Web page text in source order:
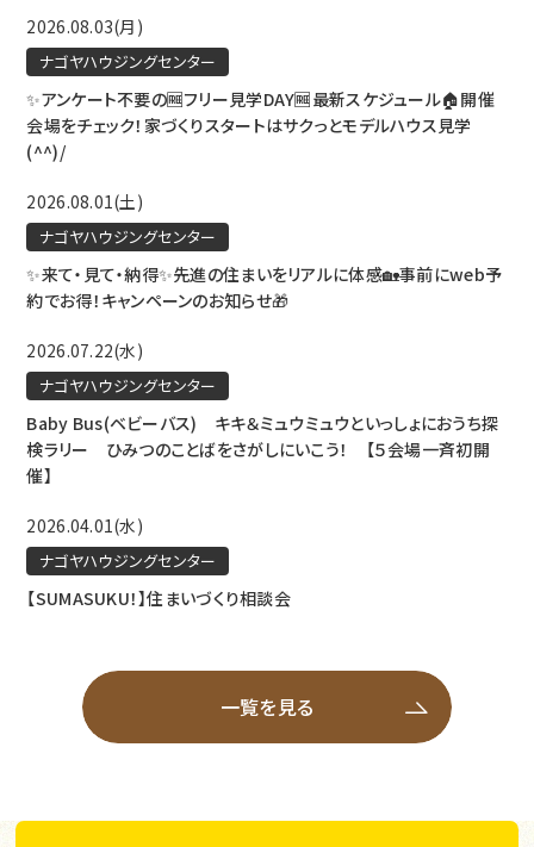
2026.08.03(月)
ナゴヤハウジングセンター
✨アンケート不要の🆓フリー見学DAY🆓最新スケジュール🏠開催
会場をチェック！家づくりスタートはサクっとモデルハウス見学
(^^)/
2026.08.01(土)
ナゴヤハウジングセンター
✨来て・見て・納得✨先進の住まいをリアルに体感🏡事前にweb予
約でお得！キャンペーンのお知らせ🎁
2026.07.22(水)
ナゴヤハウジングセンター
Baby Bus(ベビーバス) キキ＆ミュウミュウといっしょにおうち探
検ラリー ひみつのことばをさがしにいこう！ 【５会場一斉初開
催】
2026.04.01(水)
ナゴヤハウジングセンター
【SUMASUKU！】住まいづくり相談会
一覧を見る